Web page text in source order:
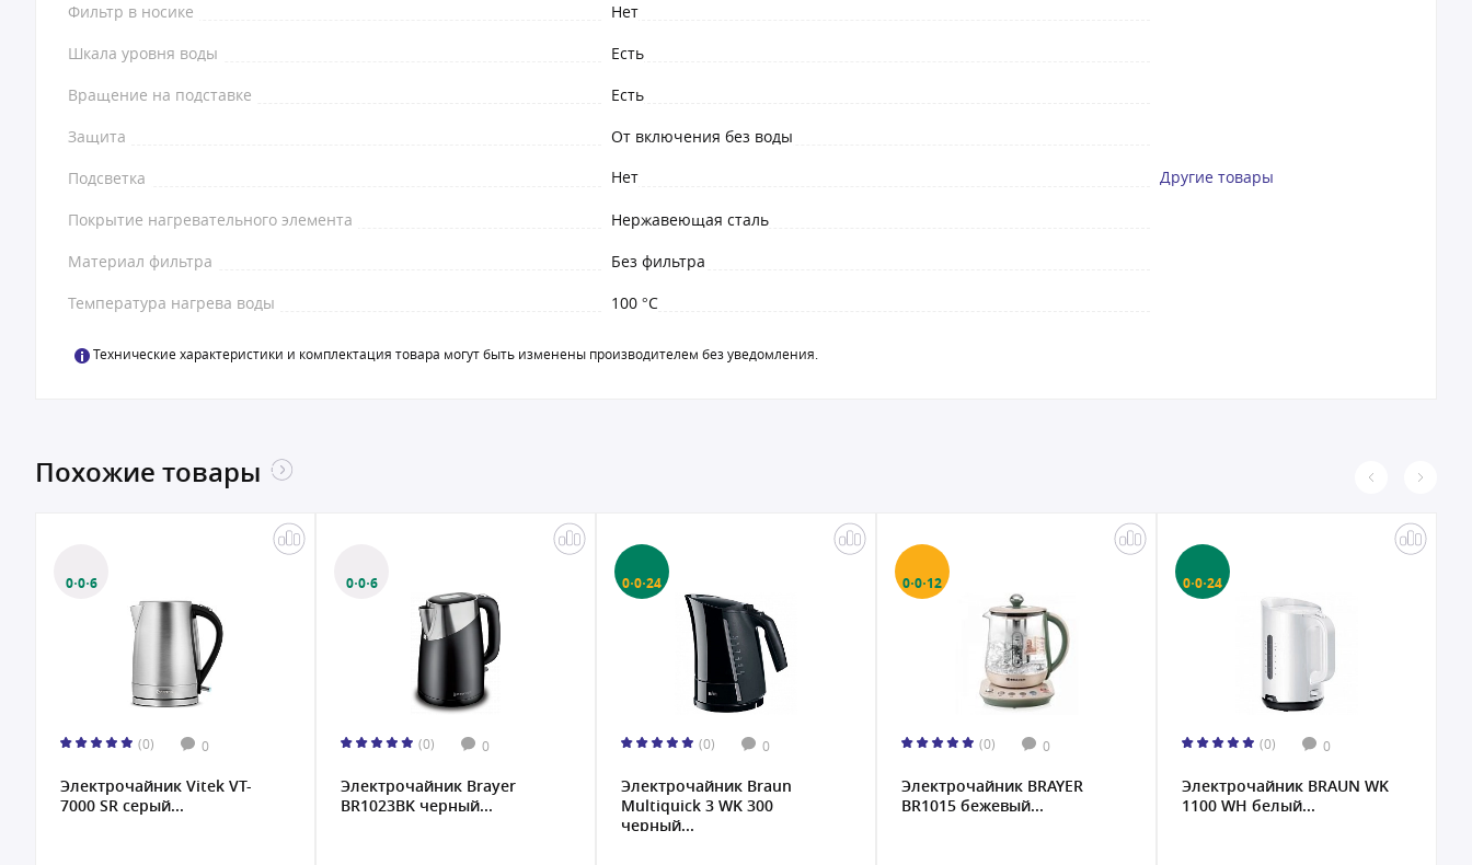
Фильтр в носике
Нет
Шкала уровня воды
Есть
Вращение на подставке
Есть
Защита
От включения без воды
Подсветка
Нет Другие товары
Покрытие нагревательного элемента
Нержавеющая сталь
Материал фильтра
Без фильтра
Температура нагрева воды
100 °C
Технические характеристики и комплектация товара могут быть изменены производителем без уведомления.
Похожие товары
0·0·6
(0) 0
Электрочайник Vitek VT-
7000 SR серый...
0·0·6
(0) 0
Электрочайник Brayer
BR1023BK черный...
0·0·24
(0) 0
Электрочайник Braun
Multiquick 3 WK 300
черный...
0·0·12
(0) 0
Электрочайник BRAYER
BR1015 бежевый...
0·0·24
(0) 0
Электрочайник BRAUN WK
1100 WH белый...